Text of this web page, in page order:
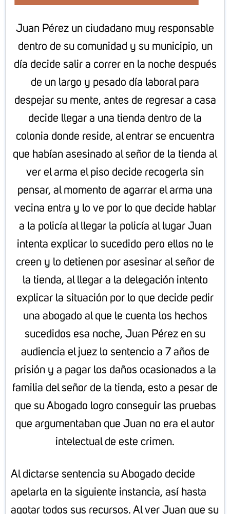
Juan Pérez un ciudadano muy responsable
dentro de su comunidad y su municipio, un
día decide salir a correr en la noche después
de un largo y pesado día laboral para
despejar su mente, antes de regresar a casa
decide llegar a una tienda dentro de la
colonia donde reside, al entrar se encuentra
que habían asesinado al señor de la tienda al
ver el arma el piso decide recogerla sin
pensar, al momento de agarrar el arma una
vecina entra y lo ve por lo que decide hablar
a la policía al llegar la policía al lugar Juan
intenta explicar lo sucedido pero ellos no le
creen y lo detienen por asesinar al señor de
la tienda, al llegar a la delegación intento
explicar la situación por lo que decide pedir
una abogado al que le cuenta los hechos
sucedidos esa noche, Juan Pérez en su
audiencia el juez lo sentencio a 7 años de
prisión y a pagar los daños ocasionados a la
familia del señor de la tienda, esto a pesar de
que su Abogado logro conseguir las pruebas
que argumentaban que Juan no era el autor
intelectual de este crimen.
Al dictarse sentencia su Abogado decide
apelarla en la siguiente instancia, así hasta
agotar todos sus recursos. Al ver Juan que su